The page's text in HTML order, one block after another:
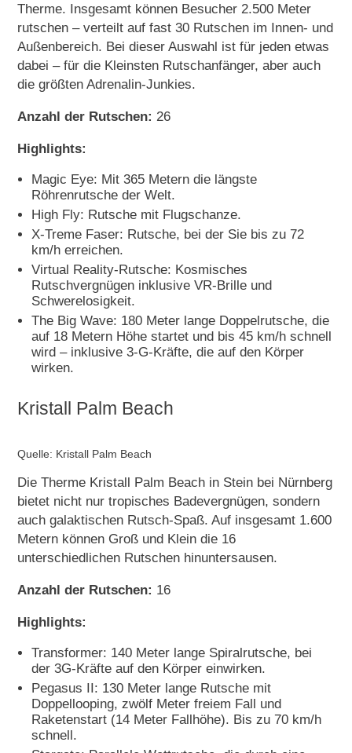
Therme. Insgesamt können Besucher 2.500 Meter
rutschen – verteilt auf fast 30 Rutschen im Innen- und
Außenbereich. Bei dieser Auswahl ist für jeden etwas
dabei – für die Kleinsten Rutschanfänger, aber auch
die größten Adrenalin-Junkies.
Anzahl der Rutschen: 26
Highlights:
Magic Eye: Mit 365 Metern die längste
Röhrenrutsche der Welt.
High Fly: Rutsche mit Flugschanze.
X-Treme Faser: Rutsche, bei der Sie bis zu 72
km/h erreichen.
Virtual Reality-Rutsche: Kosmisches
Rutschvergnügen inklusive VR-Brille und
Schwerelosigkeit.
The Big Wave: 180 Meter lange Doppelrutsche, die
auf 18 Metern Höhe startet und bis 45 km/h schnell
wird – inklusive 3-G-Kräfte, die auf den Körper
wirken.
Kristall Palm Beach
Quelle: Kristall Palm Beach
Die Therme Kristall Palm Beach in Stein bei Nürnberg
bietet nicht nur tropisches Badevergnügen, sondern
auch galaktischen Rutsch-Spaß. Auf insgesamt 1.600
Metern können Groß und Klein die 16
unterschiedlichen Rutschen hinuntersausen.
Anzahl der Rutschen: 16
Highlights:
Transformer: 140 Meter lange Spiralrutsche, bei
der 3G-Kräfte auf den Körper einwirken.
Pegasus II: 130 Meter lange Rutsche mit
Doppellooping, zwölf Meter freiem Fall und
Raketenstart (14 Meter Fallhöhe). Bis zu 70 km/h
schnell.